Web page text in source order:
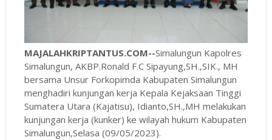
MAJALAHKRIPTANTUS.COM--Simalungun Kapolres
Simalungun, AKBP.Ronald F.C Sipayung,SH.,SIK., MH
bersama Unsur Forkopimda Kabupaten Simalungun
menghadiri kunjungan kerja Kepala Kejaksaan Tinggi
Sumatera Utara (Kajatisu), Idianto,SH.,MH melakukan
kunjungan kerja (kunker) ke wilayah hukum Kabupaten
Simalungun,Selasa (09/05/2023).